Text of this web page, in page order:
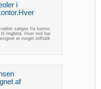
i
sælges fra kontor.
ringbind. Hver reol har
er meget stilfuldt
af